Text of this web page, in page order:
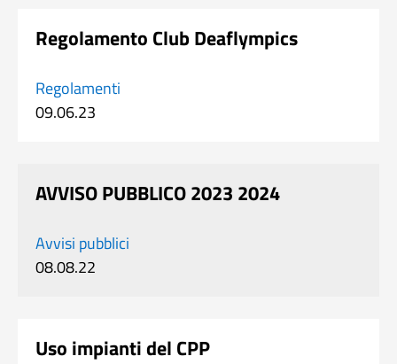
Regolamento Club Deaflympics
Regolamenti
09.06.23
AVVISO PUBBLICO 2023 2024
Avvisi pubblici
08.08.22
Uso impianti del CPP